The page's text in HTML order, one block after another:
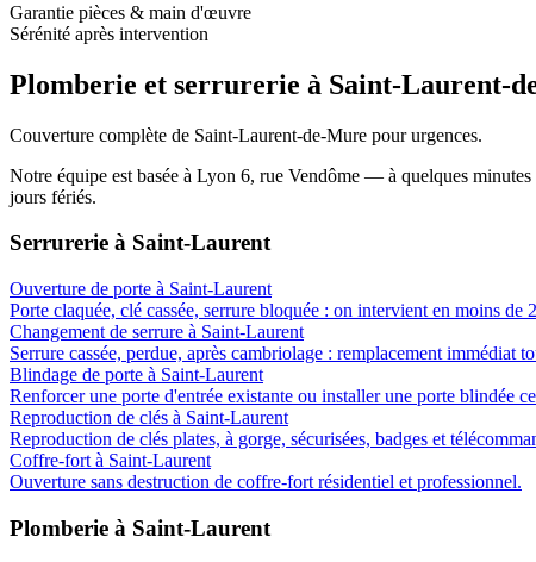
Garantie pièces & main d'œuvre
Sérénité après intervention
Plomberie et serrurerie à Saint-Laurent-
Couverture complète de Saint-Laurent-de-Mure pour urgences.
Notre équipe est basée à Lyon 6, rue Vendôme — à quelques minutes
jours fériés.
Serrurerie à Saint-Laurent
Ouverture de porte à Saint-Laurent
Porte claquée, clé cassée, serrure bloquée : on intervient en moins de
Changement de serrure à Saint-Laurent
Serrure cassée, perdue, après cambriolage : remplacement immédiat
Blindage de porte à Saint-Laurent
Renforcer une porte d'entrée existante ou installer une porte blindée
Reproduction de clés à Saint-Laurent
Reproduction de clés plates, à gorge, sécurisées, badges et
Coffre-fort à Saint-Laurent
Ouverture sans destruction de coffre-fort résidentiel et professionnel.
Plomberie à Saint-Laurent